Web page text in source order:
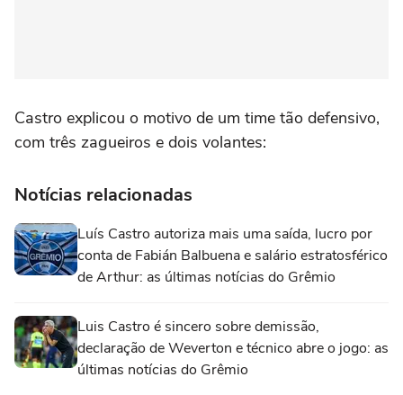
Castro explicou o motivo de um time tão defensivo,
com três zagueiros e dois volantes:
Notícias relacionadas
Luís Castro autoriza mais uma saída, lucro por
conta de Fabián Balbuena e salário estratosférico
de Arthur: as últimas notícias do Grêmio
Luis Castro é sincero sobre demissão,
declaração de Weverton e técnico abre o jogo: as
últimas notícias do Grêmio